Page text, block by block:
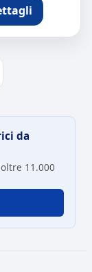
da
11.000